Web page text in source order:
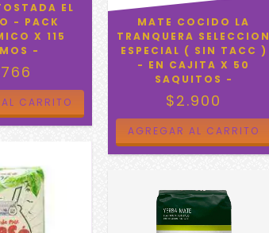
EL
- PACK
X 115
-
MATE COCIDO LA
TRANQUERA SELECCION
ESPECIAL ( SIN TACC )
- EN CAJITA X 50
SAQUITOS -
$2.900